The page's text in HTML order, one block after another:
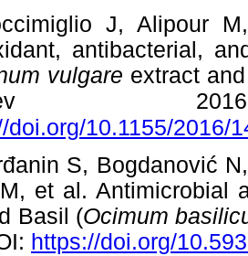
J, Alipour
antibacterial,
vulgare extract
doi.org/10.1155/2016/
S, Bogdanović
et al. Antimicrobial
Basil (Ocimum
https://doi.org/